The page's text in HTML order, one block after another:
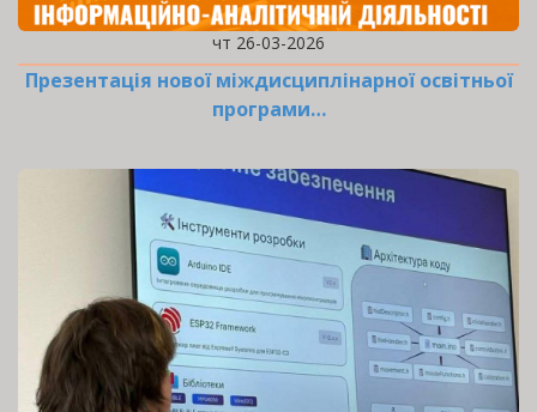
чт 26-03-2026
Презентація нової міждисциплінарної освітньої
програми…